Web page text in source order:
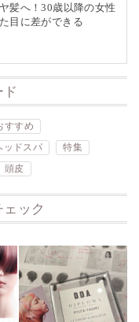
髪へ！30歳以降の女性
目に差ができる
ド
すすめ
ッドスパ
特集
頭皮
ック